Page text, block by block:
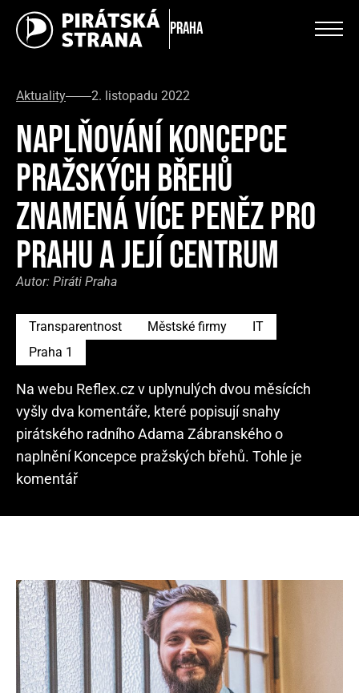
Praha
Aktuality 2. listopadu 2022
NAPLŇOVÁNÍ KONCEPCE
PRAŽSKÝCH BŘEHŮ
ZNAMENÁ VÍCE PENĚZ PRO
PRAHU A JEJÍ CENTRUM
Autor: Piráti Praha
Transparentnost Městské firmy
IT
Praha 1
Na webu Reflex.cz v uplynulých dvou měsících
vyšly dva komentáře, které popisují snahy
pirátského radního Adama Zábranského o
naplnění Koncepce pražských břehů. Tohle je
komentář